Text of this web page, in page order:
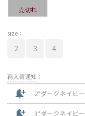
売切れ
size：
2 3 4
再入荷通知 ：
notification_add 2*ダークネイビー
notification_add 3*ダークネイビー